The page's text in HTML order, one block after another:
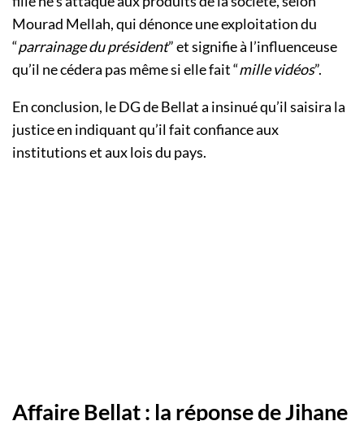
Mourad Mellah, qui dénonce une exploitation du
“parrainage du président” et signifie à l’influenceuse
qu’il ne cédera pas même si elle fait “mille vidéos”.
En conclusion, le DG de Bellat a insinué qu’il saisira la
justice en indiquant qu’il fait confiance aux
institutions et aux lois du pays.
Affaire Bellat : la réponse de Jihane